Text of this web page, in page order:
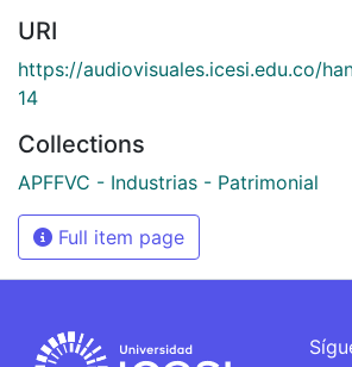
URI
https://audiovisuales.icesi.edu.co/
14
Collections
APFFVC - Industrias - Patrimonial
Full item page